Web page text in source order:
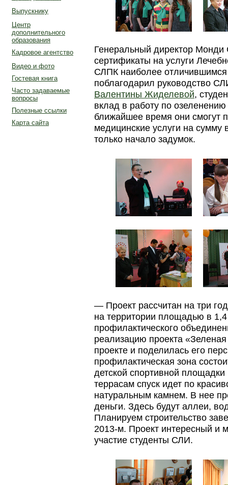
Выпускнику
Центр
дополнительного
образования
Кадровое агентство
Видео и фото
Гостевая книга
Часто задаваемые
вопросы
Полезные ссылки
Карта сайта
Генеральный директор
сертификаты на услуги
СЛПК наиболее отличившимся
поблагодарил руководство
Валентины Жиделевой,
вклад в работу по
ближайшее время они смогут
медицинские услуги на
только начало задумок.
— Проект рассчитан на три
на территории площадью в
профилактического
реализацию проекта
проекте и поделилась его
профилактическая зона
детской спортивной
террасам спуск идет по
натуральным камнем. В нее
деньги. Здесь будут аллеи,
Планируем строительство
2013-м. Проект интересный и
участие студенты СЛИ.